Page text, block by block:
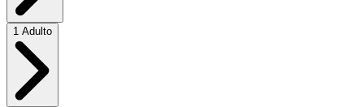
1 Adulto